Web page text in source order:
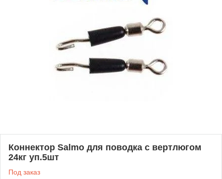
Коннектор Salmo для поводка с вертлюгом
24кг уп.5шт
Под заказ